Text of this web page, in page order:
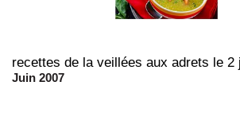
recettes de la veillées aux adrets le 2
Juin 2007